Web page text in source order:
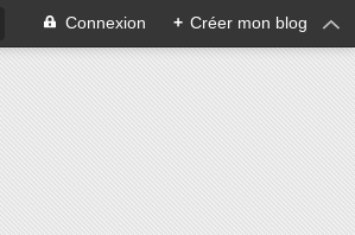
Connexion + Créer mon blog